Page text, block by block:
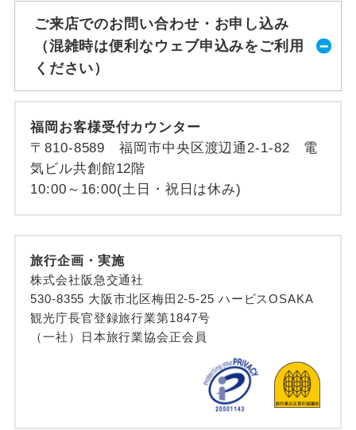
ご来店でのお問い合わせ・お申し込み
（混雑時は便利なウェブ申込みをご利用
ください）
福岡お客様受付カウンター
〒810-8589 福岡市中央区渡辺通2-1-82 電
気ビル共創館12階
10:00～16:00(土日・祝日は休み)
旅行企画・実施
株式会社阪急交通社
530-8355 大阪市北区梅田2-5-25 ハービスOSAKA
観光庁長官登録旅行業第1847号
（一社）日本旅行業協会正会員